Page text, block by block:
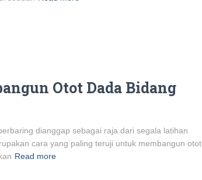
Otot Dada Bidang
dianggap sebagai raja dari segala latihan
cara yang paling teruji untuk membangun otot
Read more